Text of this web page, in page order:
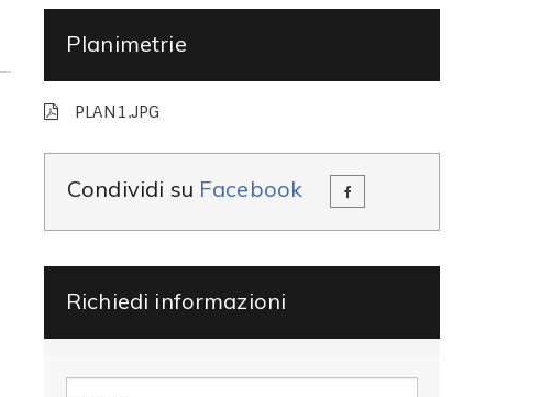
Planimetrie
PLAN1.JPG
Condividi su Facebook
Richiedi informazioni